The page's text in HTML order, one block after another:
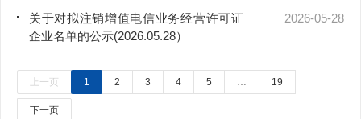
关于对拟注销增值电信业务经营许可证
企业名单的公示(2026.05.28）
2026-05-28
上一页 1 2 3 4 5 … 19
下一页